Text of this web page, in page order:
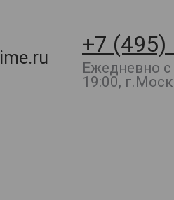
+7 (495)
Ежедневно
19:00,